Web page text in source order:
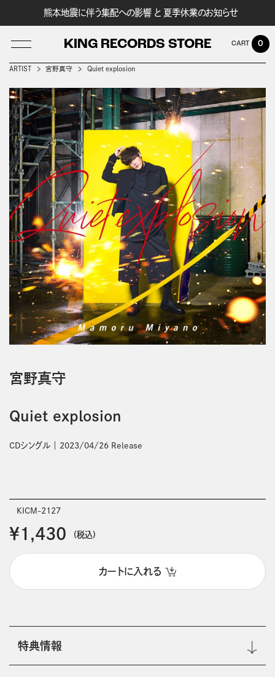
熊本地震に伴う集配への影響 と 夏季休業のお知らせ
KING RECORDS STORE
LOG IN
0
ARTIST 宮野真守 Quiet explosion
宮野真守
Quiet explosion
CDシングル 2023/04/26 Release
KICM-2127
￥1,430 (税込)
カートに入れる
特典情報